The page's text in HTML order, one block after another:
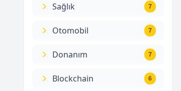
Sağlık 7
Otomobil 7
Donanım 7
Blockchain 6